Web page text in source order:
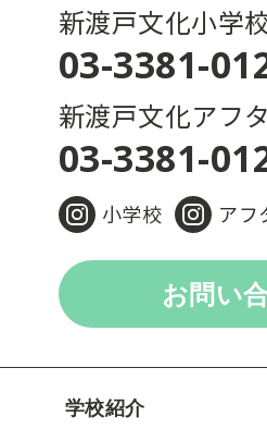
新渡戸文化小学
03-3381-
新渡戸文化アフ
03-3381-
小学校 アフ
お問い
学校紹介